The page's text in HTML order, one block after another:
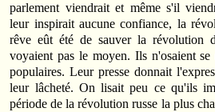
parlement viendrait et même s'il
leur inspirait aucune confiance, la
rêve eût été de sauver la révolution
voyaient pas le moyen. Ils n'osaient
populaires. Leur presse donnait
leur lâcheté. On lisait peu ce qu'ils
période de la révolution russe la plus